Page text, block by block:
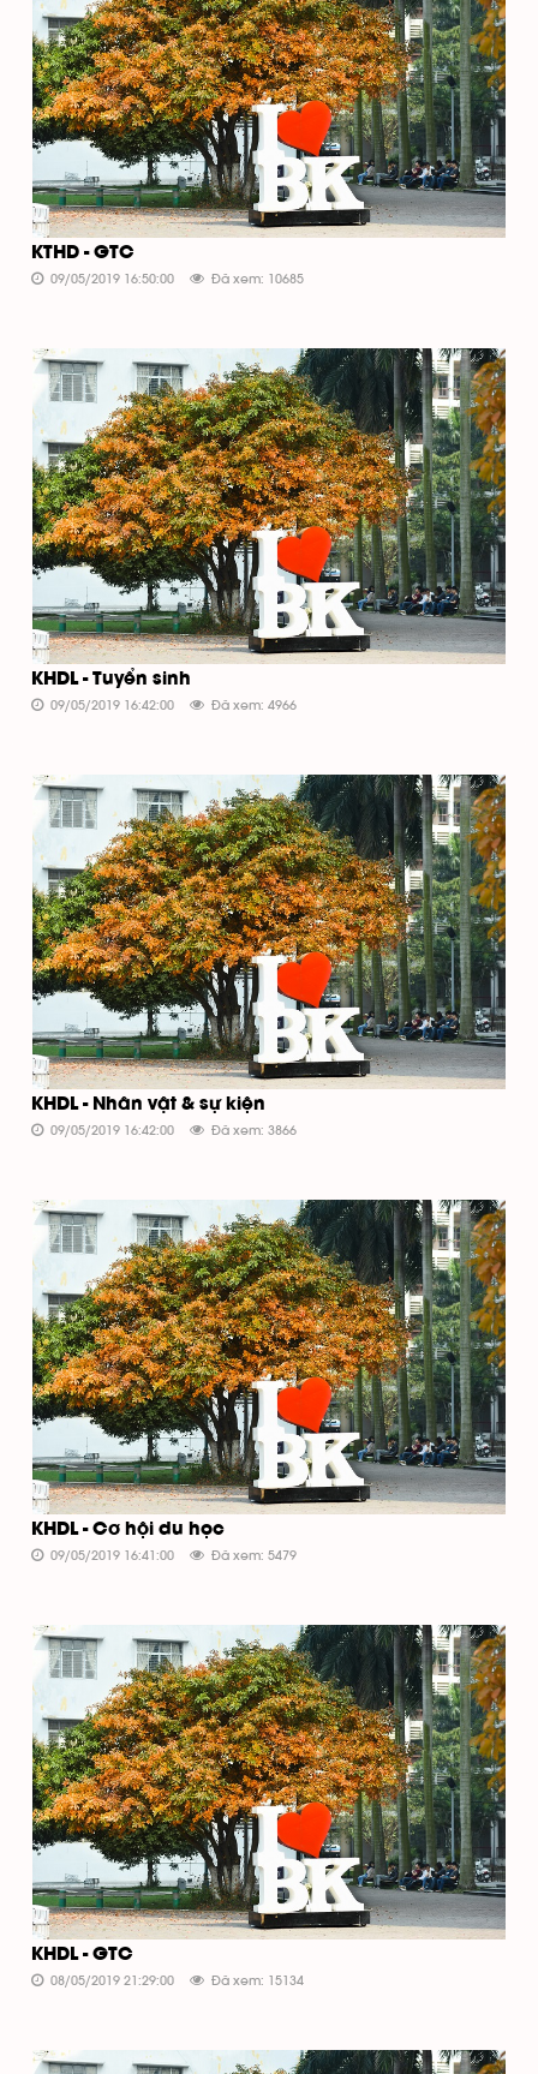
KTHD - GTC
09/05/2019 16:50:00 Đã xem: 10685
KHDL - Tuyển sinh
09/05/2019 16:42:00 Đã xem: 4966
KHDL - Nhân vật & sự kiện
09/05/2019 16:42:00 Đã xem: 3866
KHDL - Cơ hội du học
09/05/2019 16:41:00 Đã xem: 5479
KHDL - GTC
08/05/2019 21:29:00 Đã xem: 15134